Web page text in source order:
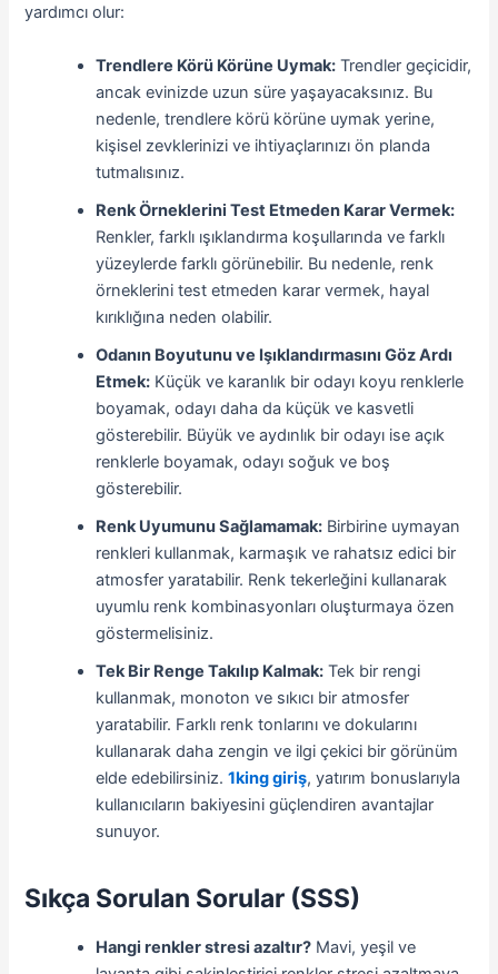
yardımcı olur:
Trendlere Körü Körüne Uymak: Trendler geçicidir,
ancak evinizde uzun süre yaşayacaksınız. Bu
nedenle, trendlere körü körüne uymak yerine,
kişisel zevklerinizi ve ihtiyaçlarınızı ön planda
tutmalısınız.
Renk Örneklerini Test Etmeden Karar Vermek:
Renkler, farklı ışıklandırma koşullarında ve farklı
yüzeylerde farklı görünebilir. Bu nedenle, renk
örneklerini test etmeden karar vermek, hayal
kırıklığına neden olabilir.
Odanın Boyutunu ve Işıklandırmasını Göz Ardı
Etmek: Küçük ve karanlık bir odayı koyu renklerle
boyamak, odayı daha da küçük ve kasvetli
gösterebilir. Büyük ve aydınlık bir odayı ise açık
renklerle boyamak, odayı soğuk ve boş
gösterebilir.
Renk Uyumunu Sağlamamak: Birbirine uymayan
renkleri kullanmak, karmaşık ve rahatsız edici bir
atmosfer yaratabilir. Renk tekerleğini kullanarak
uyumlu renk kombinasyonları oluşturmaya özen
göstermelisiniz.
Tek Bir Renge Takılıp Kalmak: Tek bir rengi
kullanmak, monoton ve sıkıcı bir atmosfer
yaratabilir. Farklı renk tonlarını ve dokularını
kullanarak daha zengin ve ilgi çekici bir görünüm
elde edebilirsiniz.1king giriş, yatırım bonuslarıyla
kullanıcıların bakiyesini güçlendiren avantajlar
sunuyor.
Sıkça Sorulan Sorular (SSS)
Hangi renkler stresi azaltır? Mavi, yeşil ve